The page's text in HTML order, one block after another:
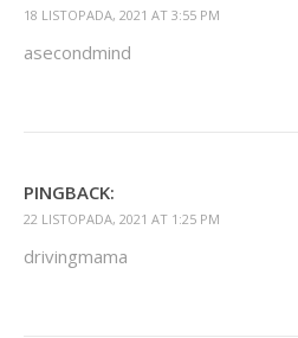
18 LISTOPADA, 2021 AT 3:55 PM
asecondmind
PINGBACK:
22 LISTOPADA, 2021 AT 1:25 PM
drivingmama